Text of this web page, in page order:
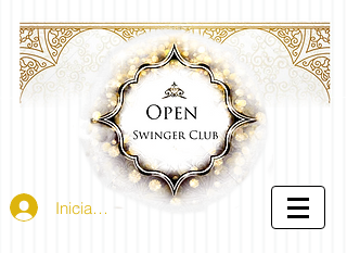
Iniciar sesión